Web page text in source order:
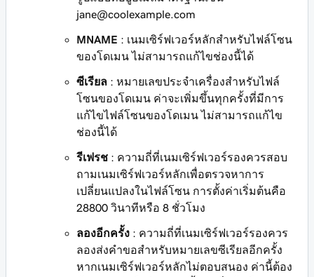
jane@coolexample.com
MNAME : เนมเซิร์ฟเวอร์หลักสำหรับไฟล์โซน
ของโดเมน ไม่สามารถแก้ไขช่องนี้ได้
ซีเรียล : หมายเลขประจำเครื่องสำหรับไฟล์
โซนของโดเมน ค่าจะเพิ่มขึ้นทุกครั้งที่มีการ
แก้ไขไฟล์โซนของโดเมน ไม่สามารถแก้ไข
ช่องนี้ได้
รีเฟรช : ความถี่ที่เนมเซิร์ฟเวอร์รองควรสอบ
ถามเนมเซิร์ฟเวอร์หลักเพื่อตรวจหาการ
เปลี่ยนแปลงในไฟล์โซน การตั้งค่าเริ่มต้นคือ
28800 วินาทีหรือ 8 ชั่วโมง
ลองอีกครั้ง : ความถี่ที่เนมเซิร์ฟเวอร์รองควร
ลองส่งคำขอสำหรับหมายเลขซีเรียลอีกครั้ง
หากเนมเซิร์ฟเวอร์หลักไม่ตอบสนอง ค่านี้ต้อง